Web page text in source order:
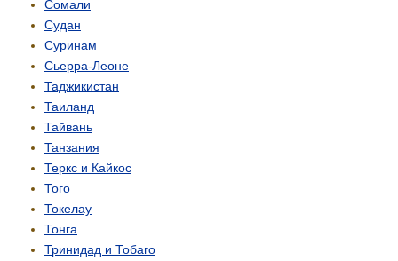
Сомали
Судан
Суринам
Сьерра-Леоне
Таджикистан
Таиланд
Тайвань
Танзания
Теркс и Кайкос
Того
Токелау
Тонга
Тринидад и Тобаго